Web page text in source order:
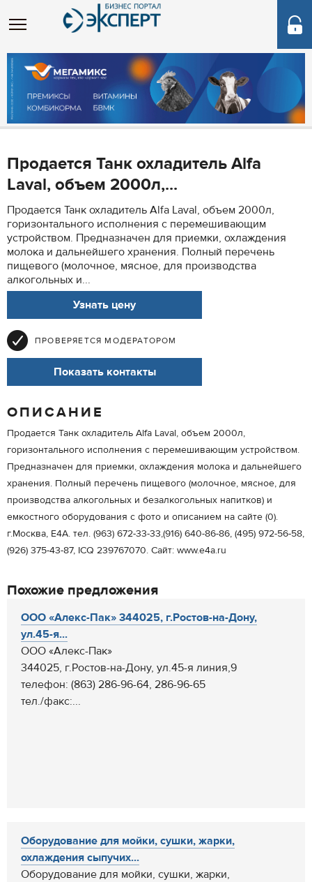
Продается Танк охладитель Alfa
Laval, объем 2000л,...
Продается Танк охладитель Alfa Laval, объем 2000л,
горизонтального исполнения с перемешивающим
устройством. Предназначен для приемки, охлаждения
молока и дальнейшего хранения. Полный перечень
пищевого (молочное, мясное, для производства
алкогольных и...
Узнать цену
ПРОВЕРЯЕТСЯ МОДЕРАТОРОМ
Показать контакты
ОПИСАНИЕ
Продается Танк охладитель Alfa Laval, объем 2000л,
горизонтального исполнения с перемешивающим устройством.
Предназначен для приемки, охлаждения молока и дальнейшего
хранения. Полный перечень пищевого (молочное, мясное, для
производства алкогольных и безалкогольных напитков) и
емкостного оборудования с фото и описанием на сайте (0).
г.Москва, Е4А. тел. (963) 672-33-33,(916) 640-86-86, (495) 972-56-58,
(926) 375-43-87, IСQ 239767070. Сайт: www.e4a.ru
Похожие предложения
ООО «Алекс-Пак» 344025, г.Ростов-на-Дону,
ул.45-я...
ООО «Алекс-Пак»
344025, г.Ростов-на-Дону, ул.45-я линия,9
телефон: (863) 286-96-64, 286-96-65
тел./факс:...
Оборудование для мойки, сушки, жарки,
охлаждения сыпучих...
Оборудование для мойки, сушки, жарки,